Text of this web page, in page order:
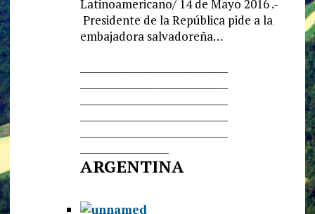
Latinoamericano/ 14 de Mayo 2016 .-
Presidente de la República pide a la
embajadora salvadoreña…
ARGENTINA